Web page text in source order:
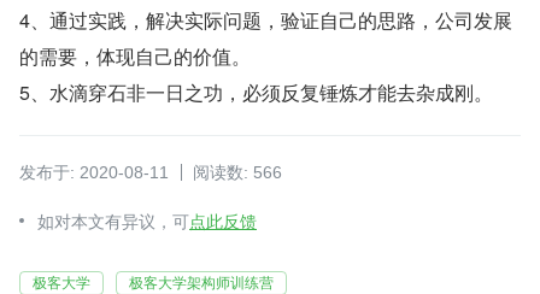
4、通过实践，解决实际问题，验证自己的思路，公司发展
的需要，体现自己的价值。
5、水滴穿石非一日之功，必须反复锤炼才能去杂成刚。
发布于: 2020-08-11 阅读数: 566
如对本文有异议，可点此反馈
极客大学 极客大学架构师训练营